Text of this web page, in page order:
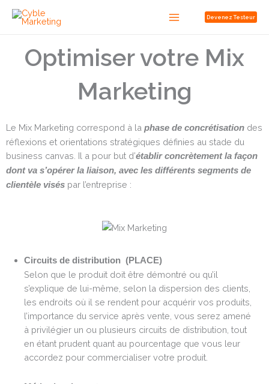
Devenez Testeur
Optimiser votre Mix
Marketing
Le Mix Marketing correspond à la phase de concrétisation des
réflexions et orientations stratégiques définies au stade du
business canvas. Il a pour but d’établir concrètement la façon
dont va s’opérer la liaison, avec les différents segments de
clientèle visés par l’entreprise :
Circuits de distribution (PLACE)
Selon que le produit doit être démontré ou qu’il
s’explique de lui-même, selon la dispersion des clients,
les endroits où il se rendent pour acquérir vos produits,
l’importance du service après vente, vous serez amené
à privilégier un ou plusieurs circuits de distribution, tout
en étant prudent quant au pourcentage que vous leur
accordez pour commercialiser votre produit.